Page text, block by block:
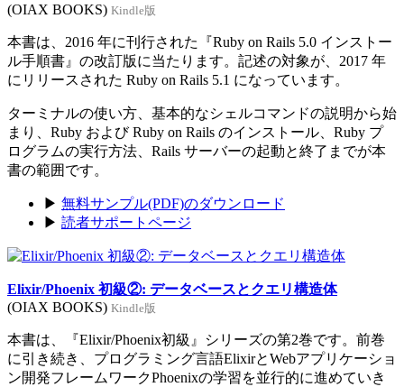
(OIAX BOOKS) Kindle版
本書は、2016 年に刊行された『Ruby on Rails 5.0 インストー
ル手順書』の改訂版に当たります。記述の対象が、2017 年
にリリースされた Ruby on Rails 5.1 になっています。
ターミナルの使い方、基本的なシェルコマンドの説明から始
まり、Ruby および Ruby on Rails のインストール、Ruby プ
ログラムの実行方法、Rails サーバーの起動と終了までが本
書の範囲です。
▶ 無料サンプル(PDF)のダウンロード
▶ 読者サポートページ
Elixir/Phoenix 初級②: データベースとクエリ構造体
(OIAX BOOKS) Kindle版
本書は、『Elixir/Phoenix初級』シリーズの第2巻です。前巻
に引き続き、プログラミング言語ElixirとWebアプリケーショ
ン開発フレームワークPhoenixの学習を並行的に進めていき